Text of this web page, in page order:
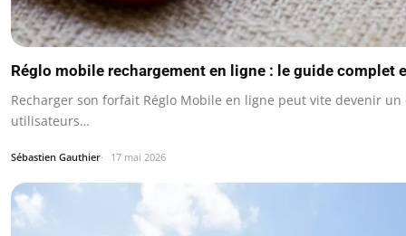
Réglo mobile rechargement en ligne : le guide complet
Recharger son forfait Réglo Mobile en ligne peut vite devenir un
utilisateurs…
Sébastien Gauthier 17 mai 2026